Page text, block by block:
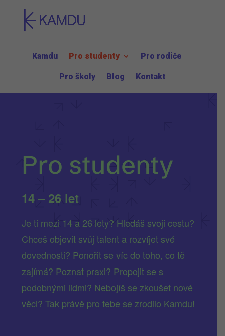
Kamdu Pro studenty Pro rodiče
Pro školy Blog Kontakt
Pro studenty
14 – 26 let
Je ti mezi 14 a 26 lety? Hledáš svoji cestu?
Chceš objevit svůj talent a rozvíjet své
dovednosti? Ponořit se víc do toho, co tě
zajímá? Poznat praxi? Propojit se s
podobnými lidmi? Nebojíš se zkoušet nové
věci? Tak právě pro tebe se zrodilo Kamdu!